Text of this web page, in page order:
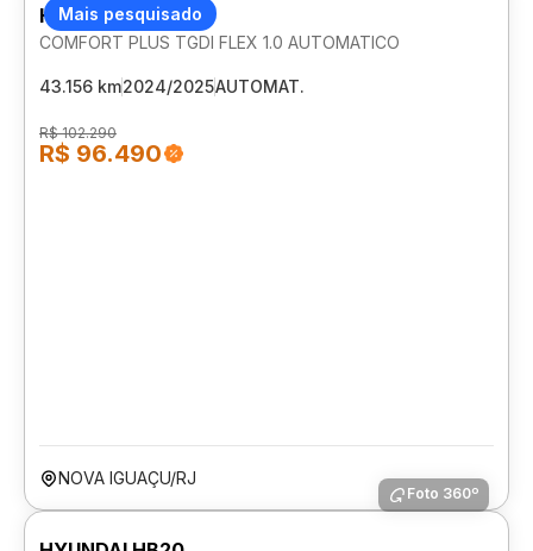
Mais pesquisado
HYUNDAI HB20S
COMFORT PLUS TGDI FLEX 1.0 AUTOMATICO
43.156 km2024/2025AUTOMAT.
R$ 102.290
R$ 96.490
NOVA IGUAÇU/RJ
Foto 360º